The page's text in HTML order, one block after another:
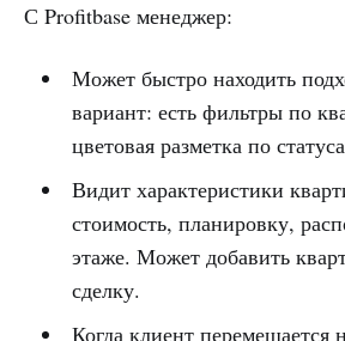
С Profitbase менеджер:
Может быстро находить
вариант: есть фильтры по
цветовая разметка по
Видит характеристики
стоимость, планировку,
этаже. Может добавить
сделку.
Когда клиент перемещается